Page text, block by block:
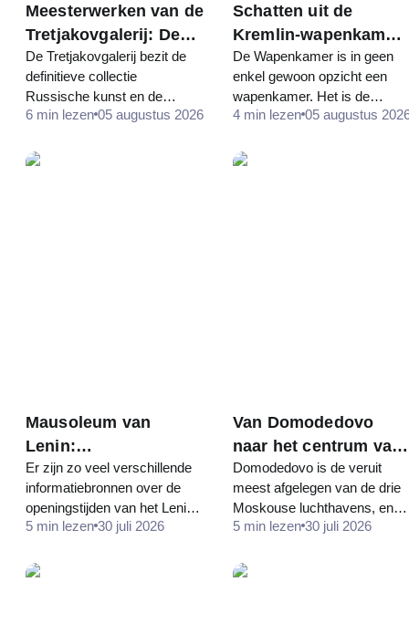
Meesterwerken van de
Tretjakovgalerij: De
schilderijen waarvoor
u uw reis kunt
plannen
De Tretjakovgalerij bezit de
definitieve collectie
Russische kunst en de
meeste bezoekers die voor
de verkeerde volgorde
6 min lezen 05 augustus 2026
Schatten uit de
Kremlin-wapenkamer:
Fabergé-eieren,
tronen en
kroningsmantels
De Wapenkamer is in geen
enkel gewoon opzicht een
wapenkamer. Het is de
schatkamer van de
tronen, kroningsgewaden,
4 min lezen 05 augustus
Mausoleum van
Lenin:
openingstijden,
toegang en de
belangrijkste
Kremlin
Er zijn zo veel verschillende
informatiebronnen over de
openingstijden van het Lenin-
mausoleum dat mensen
"Lenin-mausoleum
5 min lezen 30 juli 2026
Van Domodedovo
naar het centrum van
Moskou:
Aeroexpress, bus of
elektrische trein
Domodedovo is de veruit
meest afgelegen van de drie
Moskouse luchthavens, en
daarom is het hier het
transport te regelen. Het
5 min lezen 30 juli 2026